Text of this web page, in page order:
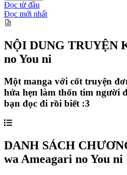
Đọc từ đầu
Đọc mới nhất
NỘI DUNG TRUYỆN
no You ni
Một manga với cốt truyện
hứa hẹn làm thốn tim người
bạn đọc đi rồi biết :3
DANH SÁCH
wa Ameagari no You ni